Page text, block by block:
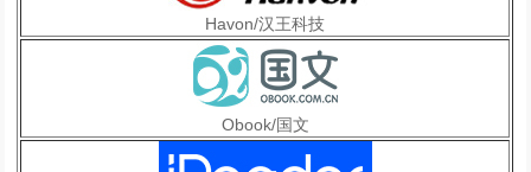
Havon/汉王科技
Obook/国文